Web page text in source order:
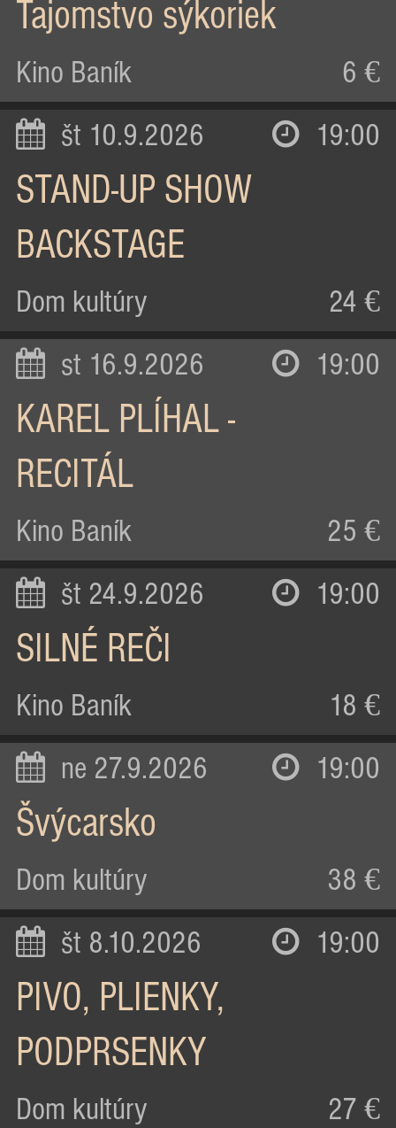
Tajomstvo sýkoriek
Kino Baník 6 €
št 10.9.2026 19:00
STAND-UP SHOW
BACKSTAGE
Dom kultúry 24 €
st 16.9.2026 19:00
KAREL PLÍHAL -
RECITÁL
Kino Baník 25 €
št 24.9.2026 19:00
SILNÉ REČI
Kino Baník 18 €
ne 27.9.2026 19:00
Švýcarsko
Dom kultúry 38 €
št 8.10.2026 19:00
PIVO, PLIENKY,
PODPRSENKY
Dom kultúry 27 €